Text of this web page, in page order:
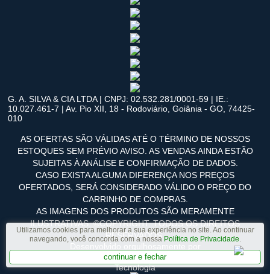
Utilizamos cookies para melhorar a sua experiência no site. Ao continuar
navegando, você concorda com a nossa Política de Privacidade.
continuar e fechar
G. A. SILVA & CIA LTDA | CNPJ: 02.532.281/0001-59 | IE.:
10.027.461-7 | Av. Pio XII, 18 - Rodoviário, Goiânia - GO, 74425-
010
AS OFERTAS SÃO VÁLIDAS ATÉ O TÉRMINO DE NOSSOS
ESTOQUES SEM PRÉVIO AVISO. AS VENDAS AINDA ESTÃO
SUJEITAS À ANÁLISE E CONFIRMAÇÃO DE DADOS.
CASO EXISTA ALGUMA DIFERENÇA NOS PREÇOS
OFERTADOS, SERÁ CONSIDERADO VÁLIDO O PREÇO DO
CARRINHO DE COMPRAS.
AS IMAGENS DOS PRODUTOS SÃO MERAMENTE
ILUSTRATIVAS. ©COPYRIGHT. TODOS OS DIREITOS
RESERVADOS.
Tecnologia